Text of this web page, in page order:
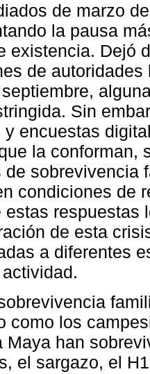
de marzo
la pausa
existencia. Dejó
de
Sin
y encuestas
la conforman,
de sobrevivencia
condiciones de
estas respuestas
de esta
a diferentes
como los
Maya han
el sargazo, el